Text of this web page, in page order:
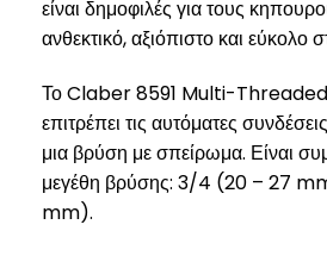
είναι δημοφιλές για τους
ανθεκτικό, αξιόπιστο και εύκολο
Το Claber 8591 Multi-
επιτρέπει τις αυτόματες
μια βρύση με σπείρωμα. Είναι
μεγέθη βρύσης: 3/4 (20 – 27
mm).